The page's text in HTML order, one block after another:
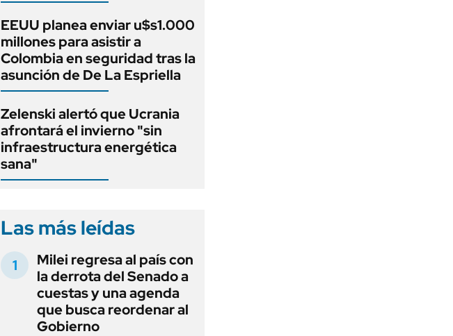
EEUU planea enviar u$s1.000
millones para asistir a
Colombia en seguridad tras la
asunción de De La Espriella
Zelenski alertó que Ucrania
afrontará el invierno "sin
infraestructura energética
sana"
Las más leídas
Milei regresa al país con
la derrota del Senado a
cuestas y una agenda
que busca reordenar al
Gobierno